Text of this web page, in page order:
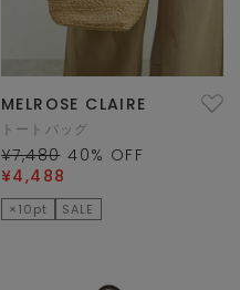
MELROSE CLAIRE
トートバッグ
¥7,480 40% OFF
¥4,488
×10pt SALE